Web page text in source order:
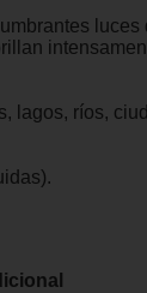
lagos, ríos,